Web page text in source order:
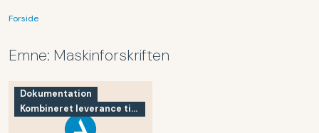
Forside
Emne: Maskinforskriften
Dokumentation
Kombineret leverance til Norge